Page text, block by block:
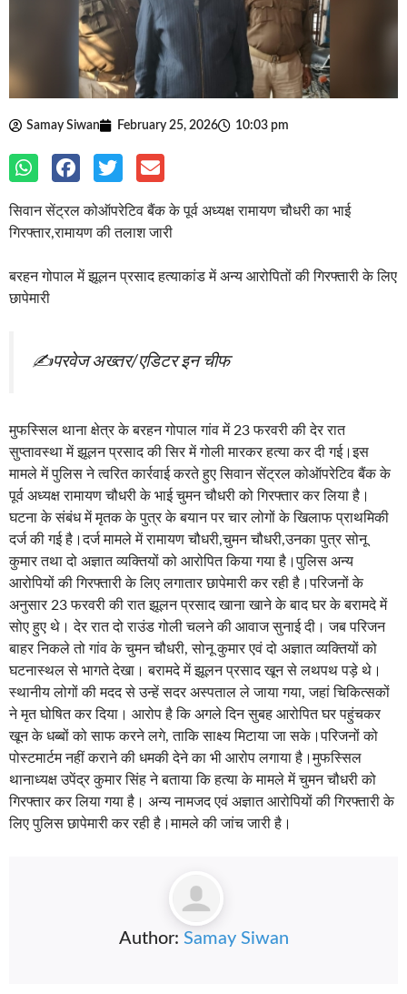
Samay Siwan February 25, 2026 10:03 pm
सिवान सेंट्रल कोऑपरेटिव बैंक के पूर्व अध्यक्ष रामायण चौधरी का भाई
गिरफ्तार,रामायण की तलाश जारी
बरहन गोपाल में झूलन प्रसाद हत्याकांड में अन्य आरोपितों की गिरफ्तारी के लिए
छापेमारी
✍️परवेज अख्तर/एडिटर इन चीफ
मुफस्सिल थाना क्षेत्र के बरहन गोपाल गांव में 23 फरवरी की देर रात
सुप्तावस्था में झूलन प्रसाद की सिर में गोली मारकर हत्या कर दी गई।इस
मामले में पुलिस ने त्वरित कार्रवाई करते हुए सिवान सेंट्रल कोऑपरेटिव बैंक के
पूर्व अध्यक्ष रामायण चौधरी के भाई चुमन चौधरी को गिरफ्तार कर लिया है।
घटना के संबंध में मृतक के पुत्र के बयान पर चार लोगों के खिलाफ प्राथमिकी
दर्ज की गई है।दर्ज मामले में रामायण चौधरी,चुमन चौधरी,उनका पुत्र सोनू
कुमार तथा दो अज्ञात व्यक्तियों को आरोपित किया गया है।पुलिस अन्य
आरोपियों की गिरफ्तारी के लिए लगातार छापेमारी कर रही है।परिजनों के
अनुसार 23 फरवरी की रात झूलन प्रसाद खाना खाने के बाद घर के बरामदे में
सोए हुए थे। देर रात दो राउंड गोली चलने की आवाज सुनाई दी। जब परिजन
बाहर निकले तो गांव के चुमन चौधरी, सोनू कुमार एवं दो अज्ञात व्यक्तियों को
घटनास्थल से भागते देखा। बरामदे में झूलन प्रसाद खून से लथपथ पड़े थे।
स्थानीय लोगों की मदद से उन्हें सदर अस्पताल ले जाया गया, जहां चिकित्सकों
ने मृत घोषित कर दिया। आरोप है कि अगले दिन सुबह आरोपित घर पहुंचकर
खून के धब्बों को साफ करने लगे, ताकि साक्ष्य मिटाया जा सके।परिजनों को
पोस्टमार्टम नहीं कराने की धमकी देने का भी आरोप लगाया है।मुफस्सिल
थानाध्यक्ष उपेंद्र कुमार सिंह ने बताया कि हत्या के मामले में चुमन चौधरी को
गिरफ्तार कर लिया गया है। अन्य नामजद एवं अज्ञात आरोपियों की गिरफ्तारी के
लिए पुलिस छापेमारी कर रही है।मामले की जांच जारी है।
Author: Samay Siwan